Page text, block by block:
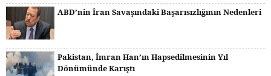
ABD’nin İran Savaşındaki Başarısızlığının Nedenleri
Pakistan, İmran Han’ın Hapsedilmesinin Yıl
Dönümünde Karıştı